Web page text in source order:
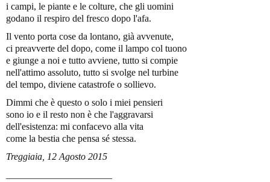
i campi, le piante e le colture, che gli uomini
godano il respiro del fresco dopo l'afa.
Il vento porta cose da lontano, già avvenute,
ci preavverte del dopo, come il lampo col tuono
e giunge a noi e tutto avviene, tutto si compie
nell'attimo assoluto, tutto si svolge nel turbine
del tempo, diviene catastrofe o sollievo.
Dimmi che è questo o solo i miei pensieri
sono io e il resto non è che l'aggravarsi
dell'esistenza: mi confacevo alla vita
come la bestia che pensa sé stessa.
Treggiaia, 12 Agosto 2015